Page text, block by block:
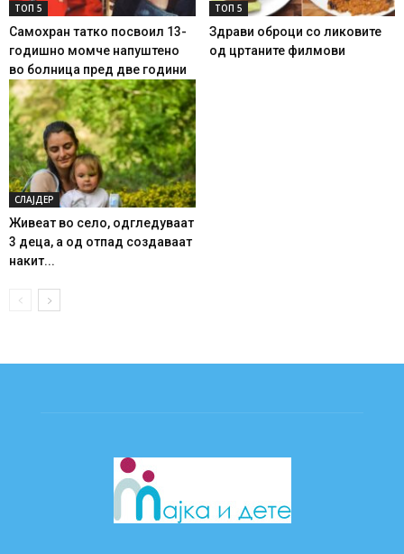
ТОП 5
Самохран татко посвоил 13-
годишно момче напуштено
во болница пред две години
ТОП 5
Здрави оброци со ликовите
од цртаните филмови
СЛАЈДЕР
Живеат во село, одгледуваат
3 деца, а од отпад создаваат
накит...